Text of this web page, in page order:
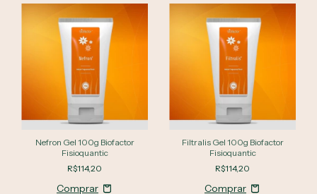
Nefron Gel 100g Biofactor
Fisioquantic
R$114,20
Filtralis Gel 100g Biofactor
Fisioquantic
R$114,20